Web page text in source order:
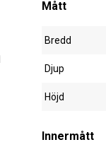
Mått
Bredd
Djup
Höjd
Innermått